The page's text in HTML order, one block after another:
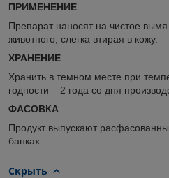
ПРИМЕНЕНИЕ
Препарат наносят на чистое
животного, слегка втирая в кожу.
ХРАНЕНИЕ
Хранить в темном месте при
годности – 2 года со дня
ФАСОВКА
Продукт выпускают
банках.
Скрыть